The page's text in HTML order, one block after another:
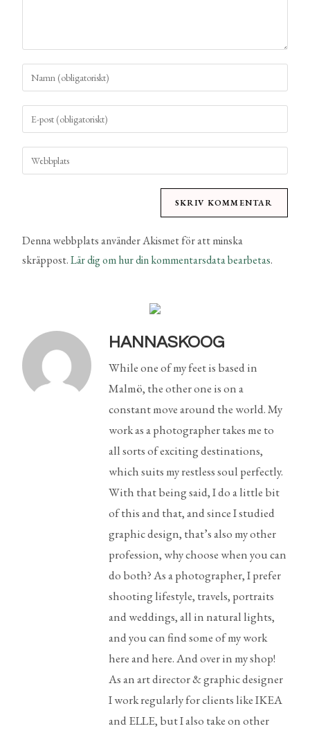
Denna webbplats använder Akismet för att minska
skräppost.Lär dig om hur din kommentarsdata bearbetas.
HANNASKOOG
While one of my feet is based in
Malmö, the other one is on a
constant move around the world. My
work as a photographer takes me to
all sorts of exciting destinations,
which suits my restless soul perfectly.
With that being said, I do a little bit
of this and that, and since I studied
graphic design, that’s also my other
profession, why choose when you can
do both? As a photographer, I prefer
shooting lifestyle, travels, portraits
and weddings, all in natural lights,
and you can find some of my work
here and here. And over in my shop!
As an art director & graphic designer
I work regularly for clients like IKEA
and ELLE, but I also take on other